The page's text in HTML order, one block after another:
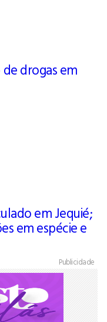
drogas em
em Jequié;
em espécie e
Publicidade